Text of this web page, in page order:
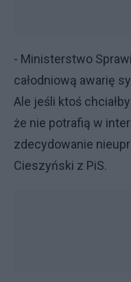
- Ministerstwo
całodniową awarię
Ale jeśli ktoś
że nie potrafią w
zdecydowanie
Cieszyński z PiS.